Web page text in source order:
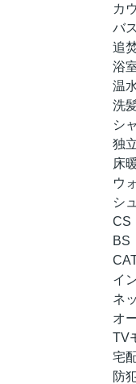
カ
バ
追
浴
温
洗
シ
独
床
ウ
シ
CS
BS
イ
ネ
オ
TV
宅
防